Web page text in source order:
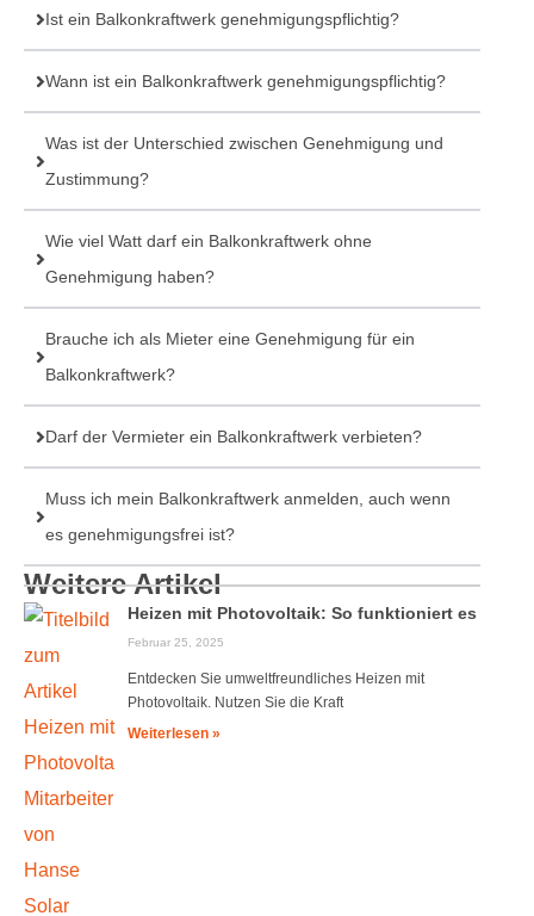
Ist ein Balkonkraftwerk genehmigungspflichtig?
Wann ist ein Balkonkraftwerk genehmigungspflichtig?
Was ist der Unterschied zwischen Genehmigung und
Zustimmung?
Wie viel Watt darf ein Balkonkraftwerk ohne
Genehmigung haben?
Brauche ich als Mieter eine Genehmigung für ein
Balkonkraftwerk?
Darf der Vermieter ein Balkonkraftwerk verbieten?
Muss ich mein Balkonkraftwerk anmelden, auch wenn
es genehmigungsfrei ist?
Weitere Artikel
Heizen mit Photovoltaik: So funktioniert es
Februar 25, 2025
Entdecken Sie umweltfreundliches Heizen mit
Photovoltaik. Nutzen Sie die Kraft
Weiterlesen »